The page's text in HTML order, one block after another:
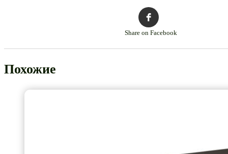
Share on Facebook
Похожие